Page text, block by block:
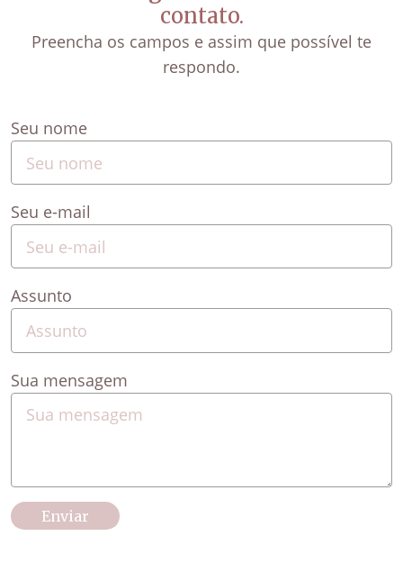
contato.
Preencha os campos e assim que possível te
respondo.
Seu nome
Seu e-mail
Assunto
Sua mensagem